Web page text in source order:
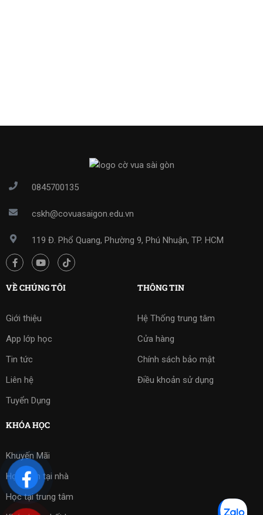
0845700135
cskh@covuasaigon.edu.vn
119 Đ. Phổ Quang, Phường 9, Phú Nhuận, TP. HCM
VỀ CHÚNG TÔI
Giới thiệu
App lớp học
Tin tức
Liên hệ
Tuyển Dụng
THÔNG TIN
Hệ Thống trung tâm
Cửa hàng
Chính sách bảo mật
Điều khoản sử dụng
KHÓA HỌC
Khuyến Mãi
Học kèm tại nhà
Học tại trung tâm